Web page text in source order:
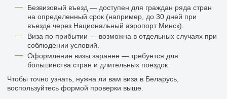
Безвизовый въезд — доступен для граждан ряда стран
на определенный срок (например, до 30 дней при
въезде через Национальный аэропорт Минск).
Виза по прибытии — возможна в отдельных случаях при
соблюдении условий.
Оформление визы заранее — требуется для
большинства стран и длительных поездок.
Чтобы точно узнать, нужна ли вам виза в Беларусь,
воспользуйтесь формой проверки выше.